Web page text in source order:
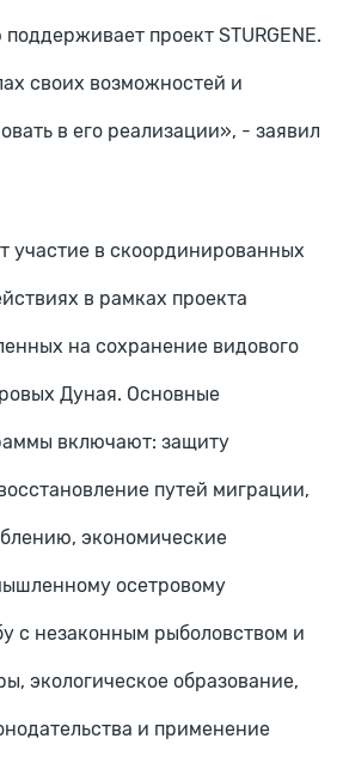
проект STURGENE.
своих возможностей и
в его реализации», - заявил
участие в скоординированных
в рамках проекта
на сохранение видового
Дуная. Основные
включают: защиту
путей миграции,
экономические
осетровому
с незаконным рыболовством и
экологическое образование,
и применение